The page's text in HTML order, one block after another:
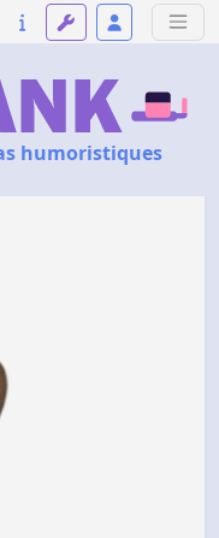
humoristiques